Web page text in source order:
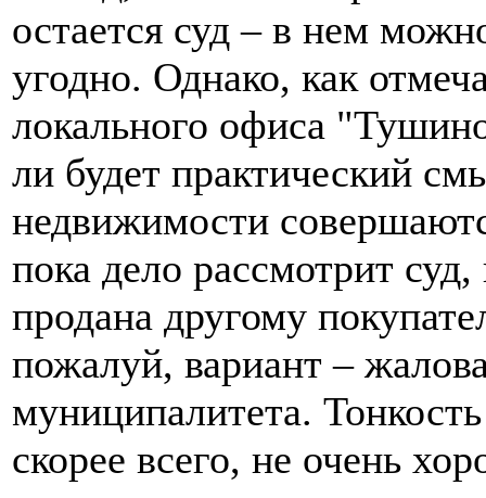
остается суд – в нем
угодно. Однако, как
локального офиса
ли будет практический
недвижимости
пока дело рассмотрит суд,
продана другому
пожалуй, вариант –
муниципалитета.
скорее всего, не очень